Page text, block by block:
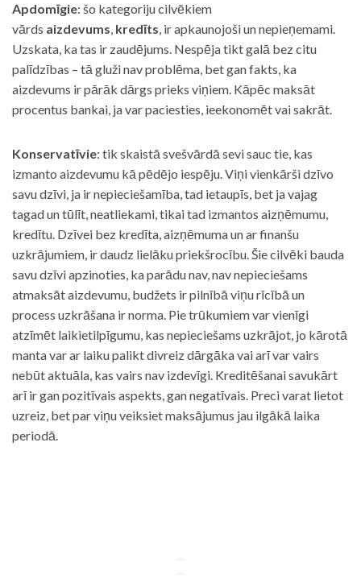
Apdomīgie: šo kategoriju cilvēkiem
vārds aizdevums, kredīts, ir apkaunojoši un nepieņemami.
Uzskata, ka tas ir zaudējums. Nespēja tikt galā bez citu
palīdzības – tā gluži nav problēma, bet gan fakts, ka
aizdevums ir pārāk dārgs prieks viņiem. Kāpēc maksāt
procentus bankai, ja var paciesties, ieekonomēt vai sakrāt.
Konservatīvie: tik skaistā svešvārdā sevi sauc tie, kas
izmanto aizdevumu kā pēdējo iespēju. Viņi vienkārši dzīvo
savu dzīvi, ja ir nepieciešamība, tad ietaupīs, bet ja vajag
tagad un tūlīt, neatliekami, tikai tad izmantos aizņēmumu,
kredītu. Dzīvei bez kredīta, aizņēmuma un ar finanšu
uzkrājumiem, ir daudz lielāku priekšrocību. Šie cilvēki bauda
savu dzīvi apzinoties, ka parādu nav, nav nepieciešams
atmaksāt aizdevumu, budžets ir pilnībā viņu rīcībā un
process uzkrāšana ir norma. Pie trūkumiem var vienīgi
atzīmēt laikietilpīgumu, kas nepieciešams uzkrājot, jo kārotā
manta var ar laiku palikt divreiz dārgāka vai arī var vairs
nebūt aktuāla, kas vairs nav izdevīgi. Kreditēšanai savukārt
arī ir gan pozitīvais aspekts, gan negatīvais. Preci varat lietot
uzreiz, bet par viņu veiksiet maksājumus jau ilgākā laika
periodā.